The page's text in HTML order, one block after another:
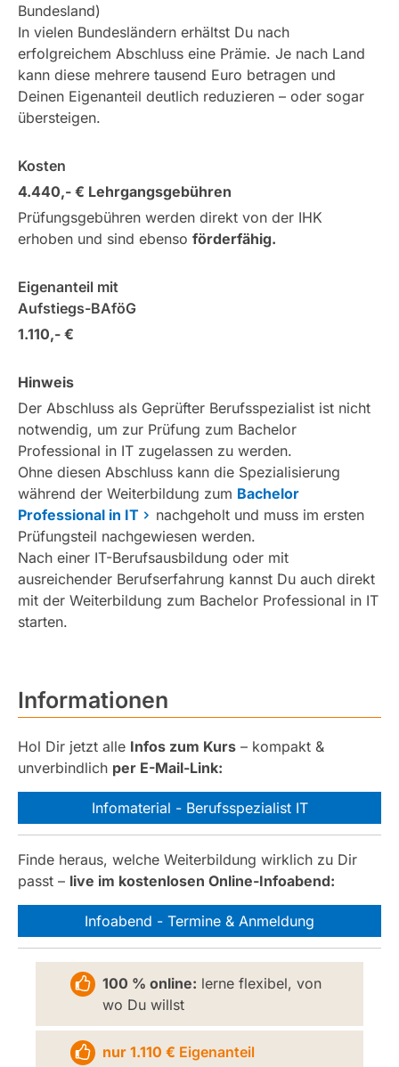
Bundesland)
In vielen Bundesländern erhältst Du nach
erfolgreichem Abschluss eine Prämie. Je nach Land
kann diese mehrere tausend Euro betragen und
Deinen Eigenanteil deutlich reduzieren – oder sogar
übersteigen.
Kosten
4.440,- € Lehrgangsgebühren
Prüfungsgebühren werden direkt von der IHK
erhoben und sind ebenso förderfähig.
Eigenanteil mit
Aufstiegs-BAföG
1.110,- €
Hinweis
Der Abschluss als Geprüfter Berufsspezialist ist nicht
notwendig, um zur Prüfung zum Bachelor
Professional in IT zugelassen zu werden.
Ohne diesen Abschluss kann die Spezialisierung
während der Weiterbildung zum Bachelor
Professional in IT
nachgeholt und muss im ersten
Prüfungsteil nachgewiesen werden.
Nach einer IT-Berufsausbildung oder mit
ausreichender Berufserfahrung kannst Du auch direkt
mit der Weiterbildung zum Bachelor Professional in IT
starten.
Informationen
Hol Dir jetzt alle Infos zum Kurs – kompakt &
unverbindlich per E-Mail-Link:
Infomaterial - Berufsspezialist IT
Finde heraus, welche Weiterbildung wirklich zu Dir
passt – live im kostenlosen Online-Infoabend:
Infoabend - Termine & Anmeldung
100 % online: lerne flexibel, von
wo Du willst
nur 1.110 € Eigenanteil